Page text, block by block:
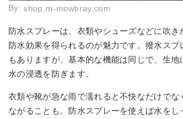
By: shop.m-mowbray.com
防水スプレーは、衣類やシューズなどに吹き
防水効果を得られるのが魅力です。撥水スプ
もありますが、基本的な機能は同じで、生地
水の浸透を防ぎます。
衣類や靴が急な雨で濡れると不快なだけでな
ながることも。防水スプレーを使えば水をし